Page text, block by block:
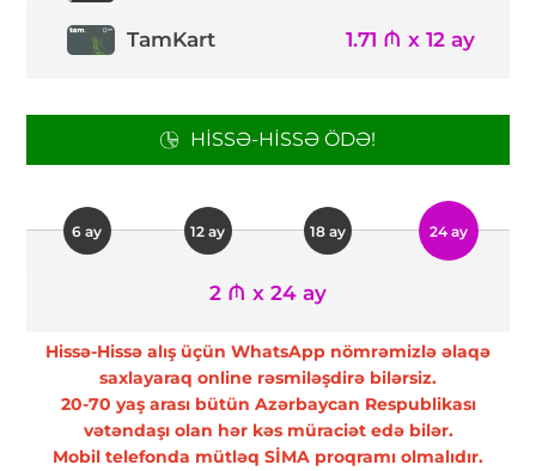
TamKart 1.71 ₼ x 12 ay
HISSƏ-HISSƏ ÖDƏ!
6 ay 12 ay 18 ay 24 ay
2 ₼ x 24 ay
Hissə-Hissə alış üçün WhatsApp nömrəmizlə əlaqə
saxlayaraq online rəsmiləşdirə bilərsiz.
20-70 yaş arası bütün Azərbaycan Respublikası
vətəndaşı olan hər kəs müraciət edə bilər.
Mobil telefonda mütləq SİMA proqramı olmalıdır.